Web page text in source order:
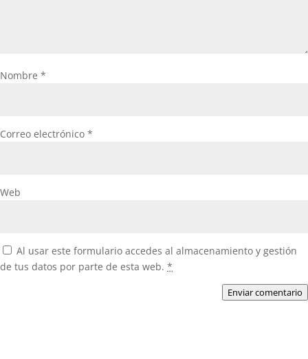
Nombre *
Correo electrónico *
Web
Al usar este formulario accedes al almacenamiento y gestión
de tus datos por parte de esta web. *
Enviar comentario